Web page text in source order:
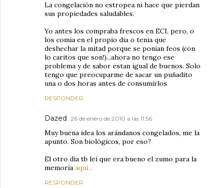
La congelación no estropea ni hace que pierdan
sus propiedades saludables.
Yo antes los compraba frescos en ECI, pero, o
los comia en el propio dia o tenia que
deshechar la mitad porque se ponian feos (con
lo caritos que son!)...ahora no tengo ese
problema y de sabor estan igual de buenos. Solo
tengo que preocuparme de sacar un puñadito
una o dos horas antes de consumirlos
RESPONDER
Dazed 26 de enero de 2010 a las 11:56
Muy buena idea los arándanos congelados, me la
apunto. Son biológicos, por eso?
El otro día tb leí que era bueno el zumo para la
memoria aquí .
RESPONDER